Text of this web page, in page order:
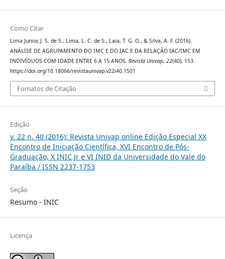
Como Citar
Lima Junior, J. S. de S., Lima, L. C. de S., Laia, T. G. O., & Silva, A. F. (2016).
ANÁLISE DE AGRUPAMENTO DO IMC E DO IAC E DA RELAÇÃO IAC/IMC EM
INDIVÍDUOS COM IDADE ENTRE 6 A 15 ANOS. Revista Univap, 22(40), 153.
https://doi.org/10.18066/revistaunivap.v22i40.1501
Fomatos de Citação
Edição
v. 22 n. 40 (2016): Revista Univap online Edição Especial XX
Encontro de Iniciação Científica, XVI Encontro de Pós-
Graduação, X INIC Jr e VI INID da Universidade do Vale do
Paraíba / ISSN 2237-1753
Seção
Resumo - INIC
Licença